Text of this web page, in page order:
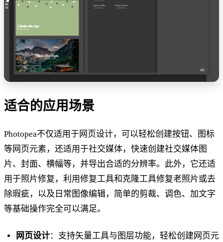
适合的应用场景
Photopea不仅适用于网页设计，可以轻松创建按钮、图标
等网页元素，还适用于社交媒体，快速创建社交媒体图
片、封面、横幅等，并导出合适的分辨率。此外，它还适
用于照片修复，利用修复工具和克隆工具修复老照片或去
除瑕疵，以及日常图像编辑，简单的剪裁、调色、加文字
等基础操作完全可以满足。
网页设计：支持矢量工具与图层功能，轻松创建网页元